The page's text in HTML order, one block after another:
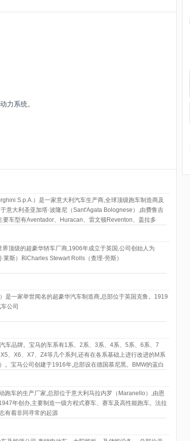
力系统。
S.p.A.）是一家意大利汽车生产商,全球顶级跑车制造商及
意大利圣亚加塔·波隆尼（Sant'Agata Bolognese）,由费鲁吉
要车型有Aventador、Huracan、雷文顿Reventon、盖拉多
顶级的超豪华轿车厂商,1906年成立于英国,公司创始人为
斯）和Charles Stewart Rolls（查理·劳斯）
是一家举世闻名的超豪华汽车制造商,总部位于英国克鲁。1919
公司
车品牌。宝马的车系有1系、2系、3系、4系、5系、6系、7
、X6、X7、Z4等几个系列,还有在各系基础上进行改进的M系
。宝马公司创建于1916年,总部设在德国慕尼黑。BMW的蓝白
跑车的生产厂家,总部位于意大利马拉内罗（Maranello）,由恩
年创办,主要制造一级方程式赛车、赛车及高性能跑车。法拉
有着非同寻常的起源